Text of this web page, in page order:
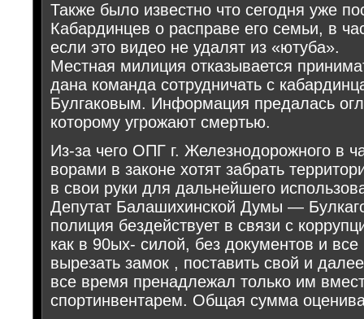
Также было известно что сегодня уже
Кабардинцев о расправе его семьи, в
если это видео не удалят из «ютуба».
Местная милиция отказывается
дана команда сотрудничать с
Булгаковым. Информация предалась
которому угрожают смертью.
Из-за чего ОПГ г. Железнодорожного в
ворами в законе хотят забрать
в свои руки для дальнейшего
Депутат Балашихинской Думы —
полиция бездействует в связи с
как в 90ых- силой, без документов и
вырезать замок , поставить свой и
все время пренадлежал только им
спортинвентарем. Общая сумма